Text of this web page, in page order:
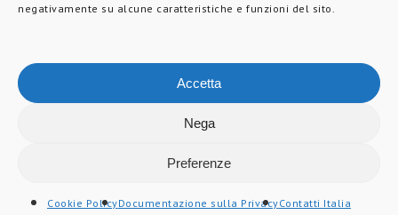
negativamente su alcune caratteristiche e funzioni del sito.
Accetta
Nega
Preferenze
Cookie PolicyDocumentazione sulla PrivacyContatti Italia
All Rights Reserved.